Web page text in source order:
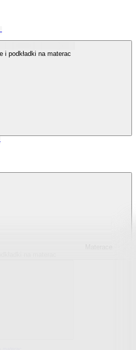
i podkładki na materac